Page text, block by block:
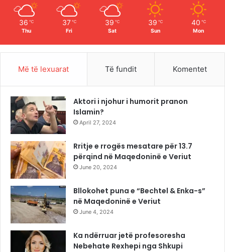
36 ℃
Thu
37 ℃
Fri
39 ℃
Sat
39 ℃
Sun
40 ℃
Mon
Më të lexuarat Të fundit Komentet
Aktori i njohur i humorit pranon
Islamin?
April 27, 2024
Rritje e rrogës mesatare për 13.7
përqind në Maqedoninë e Veriut
June 20, 2024
Bllokohet puna e “Bechtel & Enka-s”
në Maqedoninë e Veriut
June 4, 2024
Ka ndërruar jetë profesoresha
Nebehate Rexhepi nga Shkupi